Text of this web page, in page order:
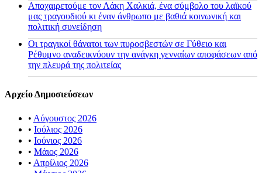
Αποχαιρετούμε τον Λάκη Χαλκιά, ένα σύμβολο του λαϊκού
μας τραγουδιού κι έναν άνθρωπο με βαθιά κοινωνική και
πολιτική συνείδηση
Οι τραγικοί θάνατοι των πυροσβεστών σε Γύθειο και
Ρέθυμνο αναδεικνύουν την ανάγκη γενναίων αποφάσεων από
την πλευρά της πολιτείας
Αρχείο Δημοσιεύσεων
• Αύγουστος 2026
• Ιούλιος 2026
• Ιούνιος 2026
• Μάιος 2026
• Απρίλιος 2026